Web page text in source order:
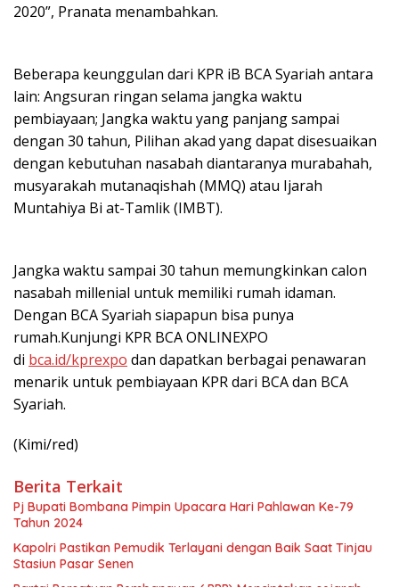
2020”, Pranata menambahkan.
Beberapa keunggulan dari KPR iB BCA Syariah antara
lain: Angsuran ringan selama jangka waktu
pembiayaan; Jangka waktu yang panjang sampai
dengan 30 tahun, Pilihan akad yang dapat disesuaikan
dengan kebutuhan nasabah diantaranya murabahah,
musyarakah mutanaqishah (MMQ) atau Ijarah
Muntahiya Bi at-Tamlik (IMBT).
Jangka waktu sampai 30 tahun memungkinkan calon
nasabah millenial untuk memiliki rumah idaman.
Dengan BCA Syariah siapapun bisa punya
rumah.Kunjungi KPR BCA ONLINEXPO
di bca.id/kprexpo dan dapatkan berbagai penawaran
menarik untuk pembiayaan KPR dari BCA dan BCA
Syariah.
(Kimi/red)
Berita Terkait
Pj Bupati Bombana Pimpin Upacara Hari Pahlawan Ke-79
Tahun 2024
Kapolri Pastikan Pemudik Terlayani dengan Baik Saat Tinjau
Stasiun Pasar Senen